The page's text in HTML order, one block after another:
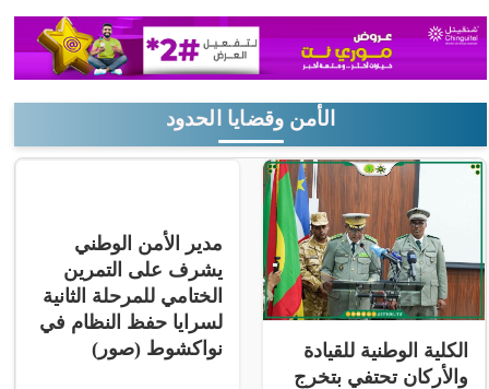
الأمن وقضايا الحدود
الكلية الوطنية للقيادة
والأركان تحتفي بتخرج
مدير الأمن الوطني
يشرف على التمرين
الختامي للمرحلة الثانية
لسرايا حفظ النظام في
نواكشوط (صور)